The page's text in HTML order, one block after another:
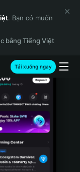
. Bạn có muốn
bằng Tiếng Việt
Tải xuống ngay